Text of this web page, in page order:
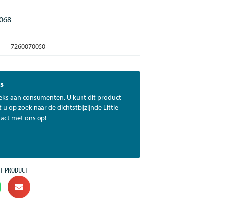
7260070050
aan consumenten. U kunt dit product
u op zoek naar de dichtstbijzijnde Little
met ons op!
PRODUCT